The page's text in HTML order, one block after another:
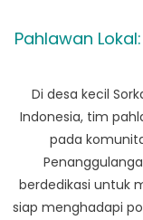
Pahlawan
Di desa kecil
Indonesia, tim
pada
berdedikasi untuk
siap menghadapi